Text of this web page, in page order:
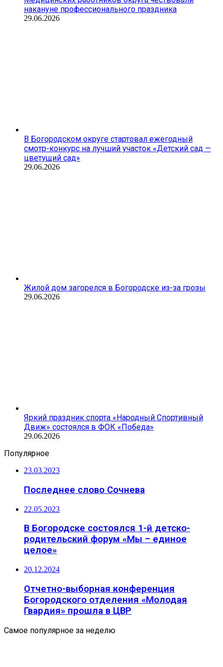
накануне профессионального праздника
29.06.2026
В Богородском округе стартовал ежегодный
смотр-конкурс на лучший участок «Детский сад —
цветущий сад»
29.06.2026
Жилой дом загорелся в Богородске из-за грозы
29.06.2026
Яркий праздник спорта «Народный Спортивный
Движ» состоялся в ФОК «Победа»
29.06.2026
Популярное
23.03.2023
Последнее слово Сочнева
22.05.2023
В Богородске состоялся 1-й детско-
родительский форум «Мы – единое
целое»
20.12.2024
Отчетно-выборная конференция
Богородского отделения «Молодая
Гвардия» прошла в ЦВР
Самое популярное за неделю